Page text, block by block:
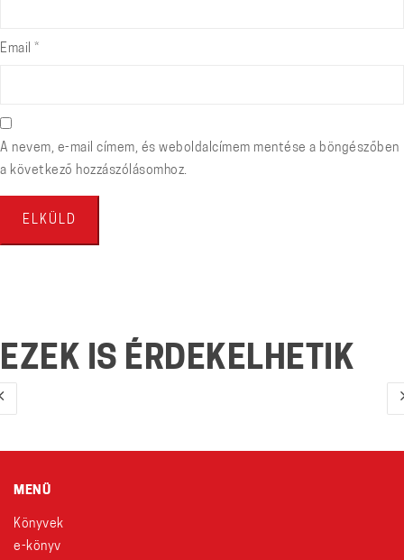
Email *
A nevem, e-mail címem, és weboldalcímem mentése a böngészőben
a következő hozzászólásomhoz.
EZEK IS ÉRDEKELHETIK
MENÜ
Könyvek
e-könyv